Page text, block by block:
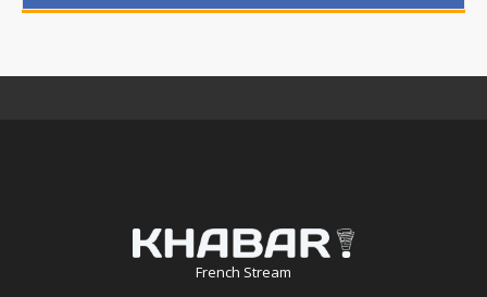
French Stream